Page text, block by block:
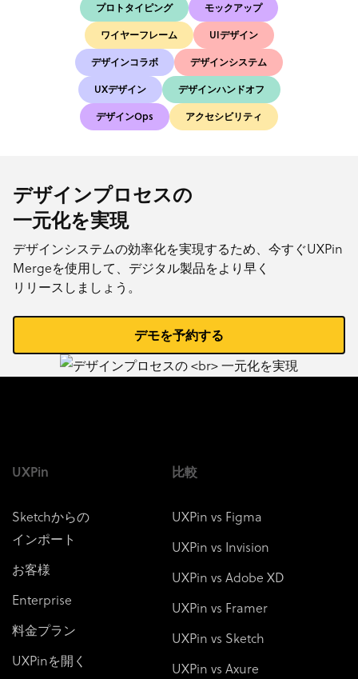
プロトタイピング
モックアップ
ワイヤーフレーム
UIデザイン
デザインコラボ
デザインシステム
UXデザイン
デザインハンドオフ
デザインOps
アクセシビリティ
デザインプロセスの
一元化を実現
デザインシステムの効率化を実現するため、今すぐUXPin
Mergeを使用して、デジタル製品をより早く
リリースしましょう。
デモを予約する
UXPin
Sketchからの
インポート
お客様
Enterprise
料金プラン
UXPinを開く
比較
UXPin vs Figma
UXPin vs Invision
UXPin vs Adobe XD
UXPin vs Framer
UXPin vs Sketch
UXPin vs Axure